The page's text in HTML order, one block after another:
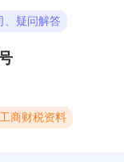
、疑问解答
商财税资料